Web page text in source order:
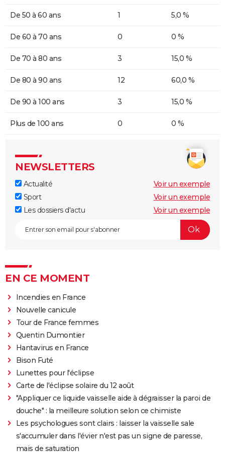
De 50 à 60 ans 1 5,0 %
De 60 à 70 ans 0 0 %
De 70 à 80 ans 3 15,0 %
De 80 à 90 ans 12 60,0 %
De 90 à 100 ans 3 15,0 %
Plus de 100 ans 0 0 %
NEWSLETTERS
Actualité
Voir un exemple
Sport
Voir un exemple
Les dossiers d'actu
Voir un exemple
EN CE MOMENT
Incendies en France
Nouvelle canicule
Tour de France femmes
Quentin Dumontier
Hantavirus en France
Bison Futé
Lunettes pour l'éclipse
Carte de l'éclipse solaire du 12 août
"Appliquer ce liquide vaisselle aide à dégraisser la paroi de
douche" : la meilleure solution selon ce chimiste
Les psychologues sont clairs : laisser la vaisselle sale
s'accumuler dans l'évier n'est pas un signe de paresse,
mais de saturation